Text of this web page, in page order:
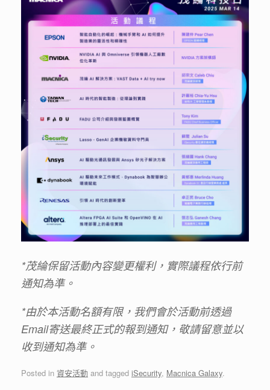
*茂綸保留活動內容變更權利，實際議程依行前
通知為準。
*由於本活動名額有限，我們會於活動前透過
Email寄送最終正式的報到通知，敬請留意並以
收到通知為準。
Posted in 資安活動 and tagged iSecurity, Macnica Galaxy.